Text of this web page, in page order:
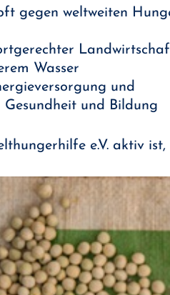
gegen weltweiten
Wasser
und
Gesundheit und Bildung
e.V. aktiv